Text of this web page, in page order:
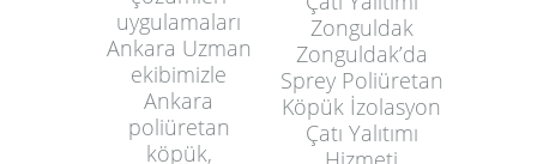
uygulamaları
Ankara Uzman
ekibimizle
Ankara
poliüretan
köpük,
Zonguldak
Zonguldak’da
Sprey Poliüretan
Köpük İzolasyon
Çatı Yalıtımı